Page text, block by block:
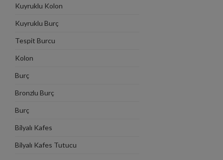
Kuyruklu Kolon
Kuyruklu Burç
Tespit Burcu
Kolon
Burç
Bronzlu Burç
Burç
Bilyalı Kafes
Bilyalı Kafes Tutucu